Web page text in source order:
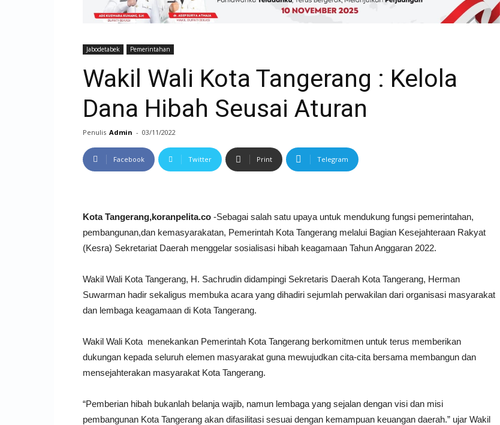
Jabodetabek Pemerintahan
Wakil Wali Kota Tangerang : Kelola
Dana Hibah Seusai Aturan
Penulis Admin - 03/11/2022
Facebook Twitter Print Telegram
Kota Tangerang,koranpelita.co -Sebagai salah satu upaya untuk mendukung fungsi pemerintahan,
pembangunan,dan kemasyarakatan, Pemerintah Kota Tangerang melalui Bagian Kesejahteraan Rakyat
(Kesra) Sekretariat Daerah menggelar sosialisasi hibah keagamaan Tahun Anggaran 2022.
Wakil Wali Kota Tangerang, H. Sachrudin didampingi Sekretaris Daerah Kota Tangerang, Herman
Suwarman hadir sekaligus membuka acara yang dihadiri sejumlah perwakilan dari organisasi masyarakat
dan lembaga keagamaan di Kota Tangerang.
Wakil Wali Kota menekankan Pemerintah Kota Tangerang berkomitmen untuk terus memberikan
dukungan kepada seluruh elemen masyarakat guna mewujudkan cita-cita bersama membangun dan
mensejahterakan masyarakat Kota Tangerang.
“Pemberian hibah bukanlah belanja wajib, namun lembaga yang sejalan dengan visi dan misi
pembangunan Kota Tangerang akan difasilitasi sesuai dengan kemampuan keuangan daerah.” ujar Wakil